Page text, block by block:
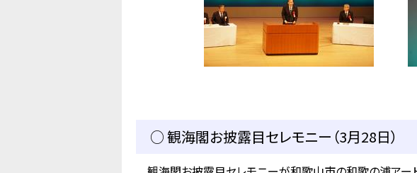
○ 観海閣お披露目セレモニー（3月28日）